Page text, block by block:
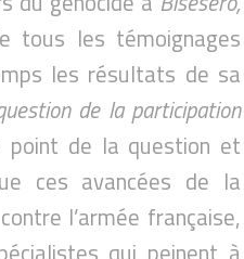
tous les témoignages
les résultats de sa
de la participation
de la question et
ces avancées de la
l’armée française,